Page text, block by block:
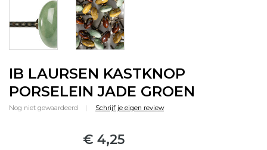
IB LAURSEN KASTKNOP
PORSELEIN JADE GROEN
Nog niet gewaardeerd Schrijf je eigen review
€ 4,25